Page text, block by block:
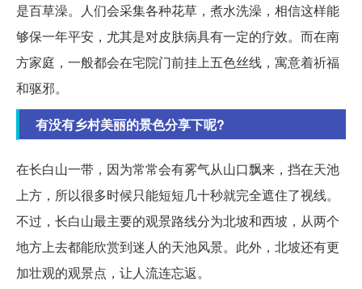
是百草澡。人们会采集各种花草，煮水洗澡，相信这样能
够保一年平安，尤其是对皮肤病具有一定的疗效。而在南
方家庭，一般都会在宅院门前挂上五色丝线，寓意着祈福
和驱邪。
有没有乡村美丽的景色分享下呢?
在长白山一带，因为常常会有雾气从山口飘来，挡在天池
上方，所以很多时候只能短短几十秒就完全遮住了视线。
不过，长白山最主要的观景路线分为北坡和西坡，从两个
地方上去都能欣赏到迷人的天池风景。此外，北坡还有更
加壮观的观景点，让人流连忘返。